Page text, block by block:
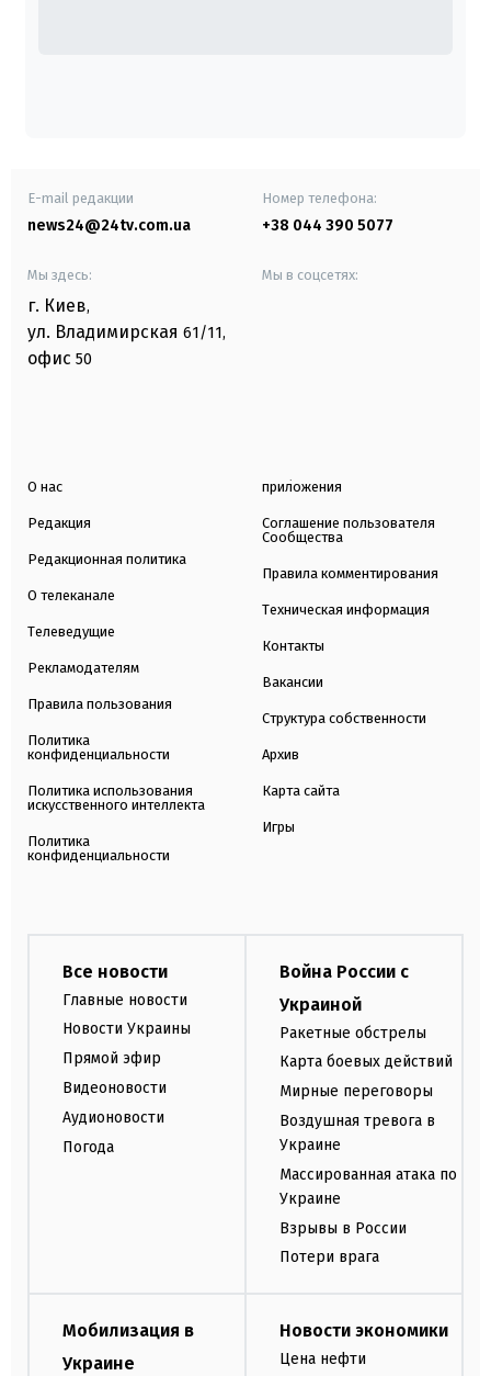
E-mail редакции
news24@24tv.com.ua
Номер телефона:
+38 044 390 5077
Мы здесь:
г. Киев,
ул. Владимирская 61/11,
офис 50
Мы в соцсетях:
О нас
Редакция
Редакционная политика
О телеканале
Телеведущие
Рекламодателям
Правила пользования
Политика
конфиденциальности
Политика использования
искусственного интеллекта
Политика
конфиденциальности
приложения
Соглашение пользователя
Сообщества
Правила комментирования
Техническая информация
Контакты
Вакансии
Структура собственности
Архив
Карта сайта
Игры
Все новости
Главные новости
Новости Украины
Прямой эфир
Видеоновости
Аудионовости
Погода
Война России с
Украиной
Ракетные обстрелы
Карта боевых действий
Мирные переговоры
Воздушная тревога в
Украине
Массированная атака по
Украине
Взрывы в России
Потери врага
Мобилизация в
Украине
Новости экономики
Цена нефти